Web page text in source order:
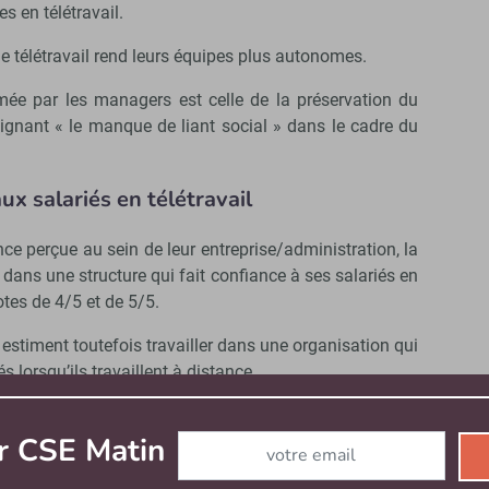
en télétravail.
télétravail rend leurs équipes plus autonomes.
par les managers est celle de la préservation du
« le manque de liant social » dans le cadre du
salariés en télétravail
perçue au sein de leur entreprise/administration, la
une structure qui fait confiance à ses salariés en
de 4/5 et de 5/5.
toutefois travailler dans une organisation qui
lorsqu’ils travaillent à distance.
aucune pratique ou stratégie de surveillance
effective des salariés à distance.
CSE Matin Abonnez-vous à notre newsletter